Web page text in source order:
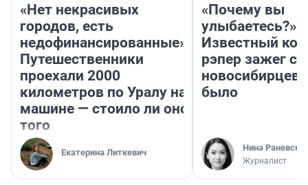
«Нет некрасивых
городов, есть
недофинансированные».
Путешественники
проехали 2000
километров по Уралу на
машине — стоило ли оно
того
Екатерина Литкевич
«Почему вы
улыбаетесь?»
Известный
рэпер зажег с
новосибирцев:
было
Нина
Журналист